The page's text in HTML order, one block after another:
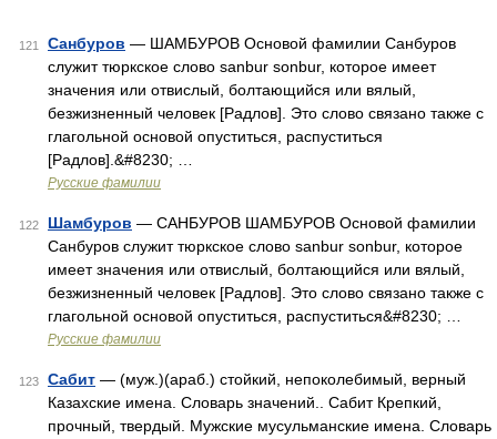
121 Санбуров — ШАМБУРОВ Основой фамилии Санбуров
служит тюркское слово sanbur sonbur, которое имеет
значения или отвислый, болтающийся или вялый,
безжизненный человек [Радлов]. Это слово связано также с
глагольной основой опуститься, распуститься
[Радлов].&#8230; …
Русские фамилии
122 Шамбуров — САНБУРОВ ШАМБУРОВ Основой фамилии
Санбуров служит тюркское слово sanbur sonbur, которое
имеет значения или отвислый, болтающийся или вялый,
безжизненный человек [Радлов]. Это слово связано также с
глагольной основой опуститься, распуститься&#8230; …
Русские фамилии
123 Сабит — (муж.)(араб.) стойкий, непоколебимый, верный
Казахские имена. Словарь значений.. Сабит Крепкий,
прочный, твердый. Мужские мусульманские имена. Словарь